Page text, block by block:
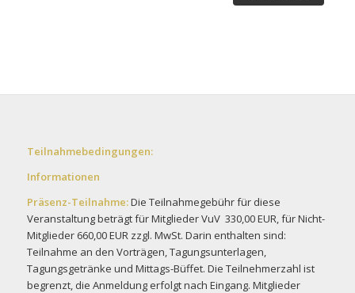
Teilnahmebedingungen:
Informationen
Präsenz-Teilnahme:Die Teilnahmegebühr für diese
Veranstaltung beträgt für Mitglieder VuV 330,00 EUR, für Nicht-
Mitglieder 660,00 EUR zzgl. MwSt. Darin enthalten sind:
Teilnahme an den Vorträgen, Tagungsunterlagen,
Tagungsgetränke und Mittags-Büffet. Die Teilnehmerzahl ist
begrenzt, die Anmeldung erfolgt nach Eingang. Mitglieder